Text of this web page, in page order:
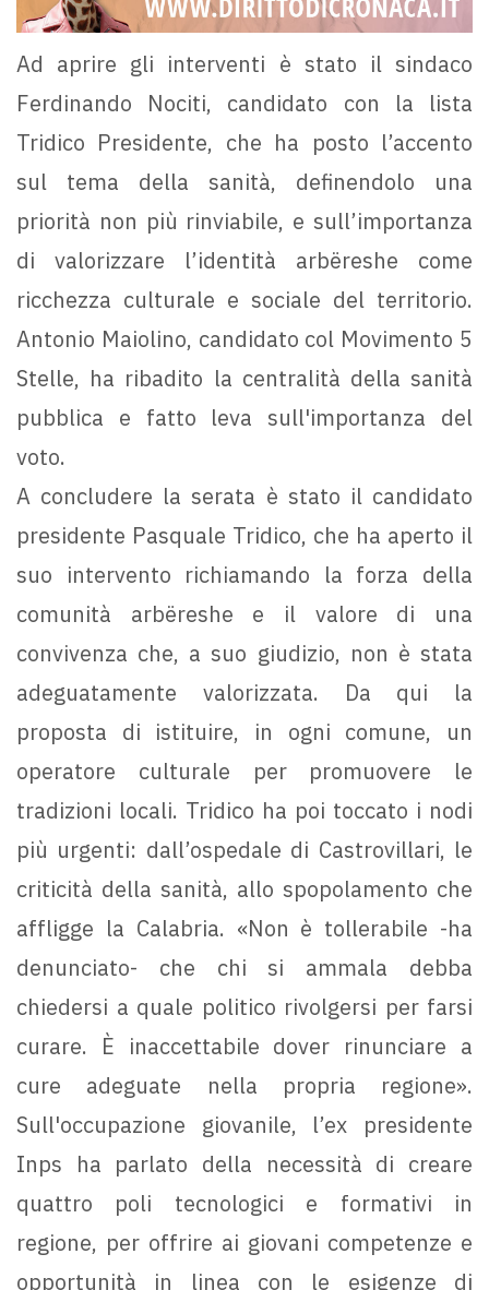
Ad aprire gli interventi è stato il sindaco
Ferdinando Nociti, candidato con la lista
Tridico Presidente, che ha posto l’accento
sul tema della sanità, definendolo una
priorità non più rinviabile, e sull’importanza
di valorizzare l’identità arbëreshe come
ricchezza culturale e sociale del territorio.
Antonio Maiolino, candidato col Movimento 5
Stelle, ha ribadito la centralità della sanità
pubblica e fatto leva sull'importanza del
voto.
A concludere la serata è stato il candidato
presidente Pasquale Tridico, che ha aperto il
suo intervento richiamando la forza della
comunità arbëreshe e il valore di una
convivenza che, a suo giudizio, non è stata
adeguatamente valorizzata. Da qui la
proposta di istituire, in ogni comune, un
operatore culturale per promuovere le
tradizioni locali. Tridico ha poi toccato i nodi
più urgenti: dall’ospedale di Castrovillari, le
criticità della sanità, allo spopolamento che
affligge la Calabria. «Non è tollerabile -ha
denunciato- che chi si ammala debba
chiedersi a quale politico rivolgersi per farsi
curare. È inaccettabile dover rinunciare a
cure adeguate nella propria regione».
Sull'occupazione giovanile, l’ex presidente
Inps ha parlato della necessità di creare
quattro poli tecnologici e formativi in
regione, per offrire ai giovani competenze e
opportunità in linea con le esigenze di